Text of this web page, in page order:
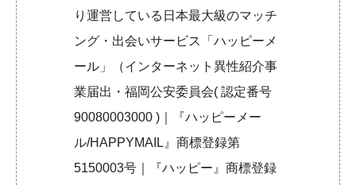
り運営している日本最大級のマッチ
ング・出会いサービス「ハッピーメ
ール」（インターネット異性紹介事
業届出・福岡公安委員会( 認定番号
90080003000 )｜『ハッピーメー
ル/HAPPYMAIL』商標登録第
5150003号｜『ハッピー』商標登録